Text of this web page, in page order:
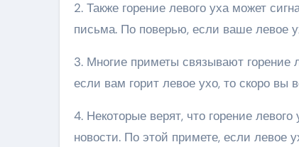
2. Также горение левого уха может
письма. По поверью, если ваше левое
3. Многие приметы связывают горение
если вам горит левое ухо, то скоро вы
4. Некоторые верят, что горение
новости. По этой примете, если левое